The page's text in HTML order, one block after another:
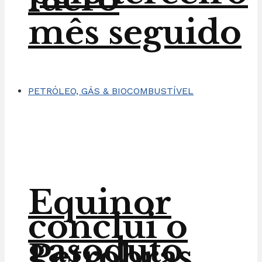
Equinor
conclui o
gasoduto
mês seguido
PETRÓLEO, GÁS & BIOCOMBUSTÍVEL